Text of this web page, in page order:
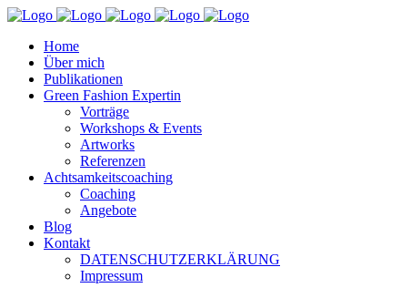
Home
Über mich
Publikationen
Green Fashion Expertin
Vorträge
Workshops & Events
Artworks
Referenzen
Achtsamkeitscoaching
Coaching
Angebote
Blog
Kontakt
DATENSCHUTZERKLÄRUNG
Impressum